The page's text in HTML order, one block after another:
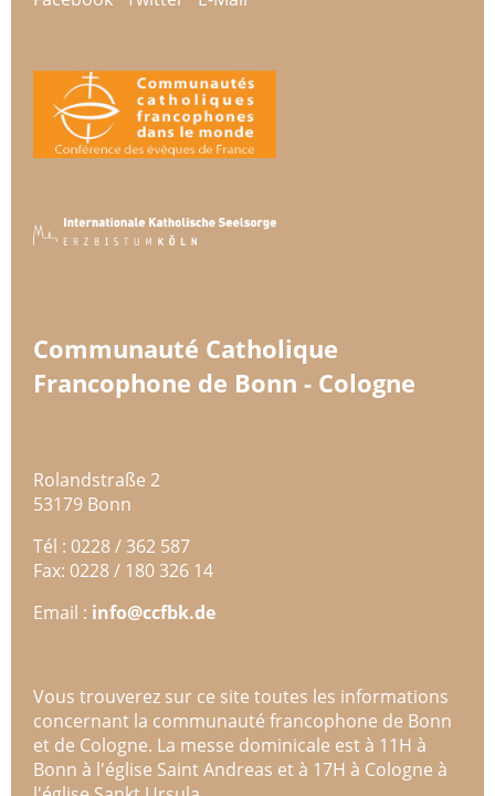
Communauté Catholique
Francophone de Bonn - Cologne
Rolandstraße 2
53179 Bonn
Tél : 0228 / 362 587
Fax: 0228 / 180 326 14
Email : info@ccfbk.de
Vous trouverez sur ce site toutes les informations
concernant la communauté francophone de Bonn
et de Cologne. La messe dominicale est à 11H à
Bonn à l'église Saint Andreas et à 17H à Cologne à